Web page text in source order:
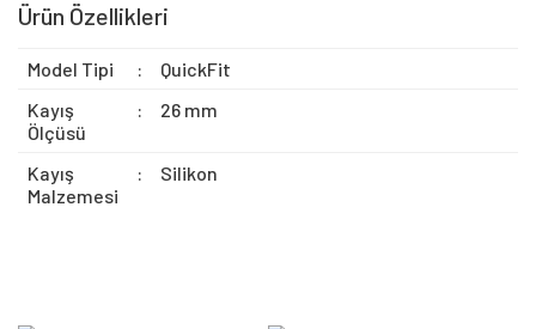
Ürün Özellikleri
Model Tipi :
QuickFit
Kayış
Ölçüsü
: 26 mm
Kayış
Malzemesi
: Silikon